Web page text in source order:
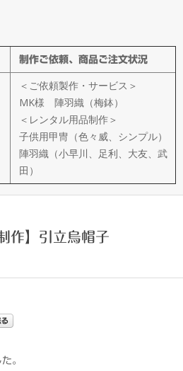
制作ご依頼、商品ご注文状況
＜ご依頼製作・サービス＞
MK様 陣羽織（梅鉢）
＜レンタル用品制作＞
子供用甲冑（色々威、シンプル）
陣羽織（小早川、足利、大友、武
田）
作】引立烏帽子
。